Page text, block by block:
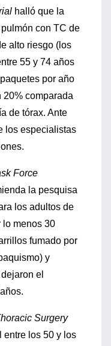
halló que la
con TC de
alto riesgo (los
55 y 74 años
por año
comparada
de tórax. Ante
los especialistas
Force
la pesquisa
los adultos de
lo menos 30
fumado por
y
el
Surgery
entre los 50 y los